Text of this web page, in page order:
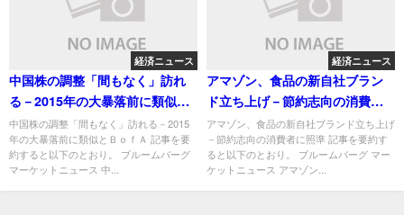
経済ニュース
中国株の調整「間もなく」訪れ
る－2015年の大暴落前に類似と
ＢｏｆＡ
中国株の調整「間もなく」訪れる－2015
年の大暴落前に類似とＢｏｆＡ 記事を要
約すると以下のとおり。 ブルームバーグ
マーケットニュース 中...
経済ニュース
アマゾン、食品の新自社ブラン
ド立ち上げ－節約志向の消費者
に照準
アマゾン、食品の新自社ブランド立ち上げ
－節約志向の消費者に照準 記事を要約す
ると以下のとおり。 ブルームバーグ マー
ケットニュース アマゾン...